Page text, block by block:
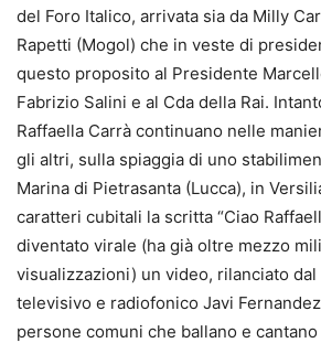
del Foro Italico, arrivata sia da Milly
Rapetti (Mogol) che in veste di
questo proposito al Presidente
Fabrizio Salini e al Cda della Rai.
Raffaella Carrà continuano nelle
gli altri, sulla spiaggia di uno
Marina di Pietrasanta (Lucca), in
caratteri cubitali la scritta “Ciao
diventato virale (ha già oltre mezzo
visualizzazioni) un video, rilanciato
televisivo e radiofonico Javi
persone comuni che ballano e cantano